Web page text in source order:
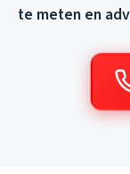
te meten en